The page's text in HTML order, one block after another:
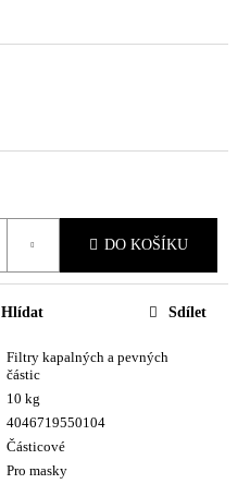
DO KOŠÍKU
Filtry kapalných a pevných
částic
10 kg
4046719550104
Částicové
Pro masky
Hlídat Sdílet